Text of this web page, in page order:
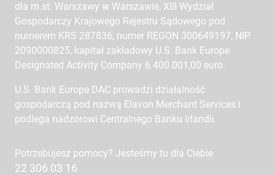
dla m.st. Warszawy w Warszawie, XIII Wydział
Gospodarczy Krajowego Rejestru Sądowego pod
numerem KRS 287836, numer REGON 300649197, NIP
2090000825, kapitał zakładowy U.S. Bank Europe
Designated Activity Company 6.400.001,00 euro.
U.S. Bank Europe DAC prowadzi działalność
gospodarczą pod nazwą Elavon Merchant Services i
podlega nadzorowi Centralnego Banku Irlandii.
Potrzebujesz pomocy? Jesteśmy tu dla Ciebie
22 306 03 16